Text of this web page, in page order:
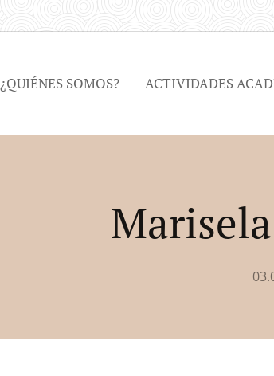
¿QUIÉNES SOMOS? ACTIVIDADES